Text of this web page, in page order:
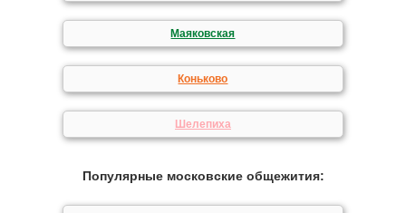
Маяковская
Коньково
Шелепиха
Популярные московские общежития: